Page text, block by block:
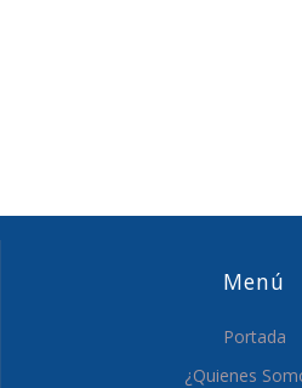
Menú
Portada
¿Quienes